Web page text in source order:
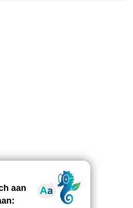
Beschrijving